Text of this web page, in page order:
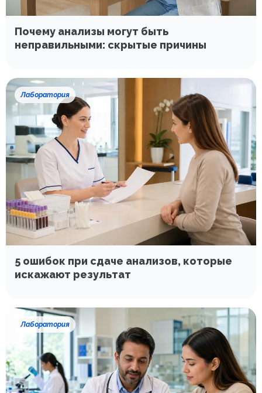
Почему анализы могут быть
неправильными: скрытые причины
Лаборатория
5 ошибок при сдаче анализов, которые
искажают результат
Лаборатория